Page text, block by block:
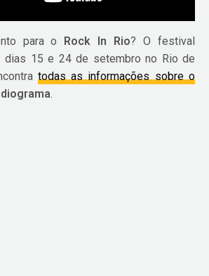
para o Rock In Rio? O festival
dias 15 e 24 de setembro no Rio de
todas as informações sobre o
.